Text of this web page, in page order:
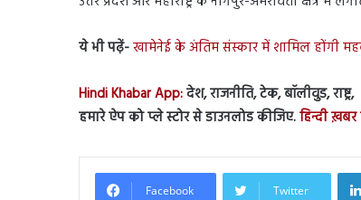
ये भी पढ़ें-खामेनेई के अंतिम संस्कार में शामिल होंगी
Hindi Khabar App:देश, राजनीति, टेक, बॉलीवुड,
हमारे ऐप को प्ले स्टोर से डाउनलोड कीजिए.हिन्दी
Facebook Twitter